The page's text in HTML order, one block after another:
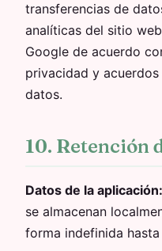
transferencias de
analíticas del sitio
Google de acuerdo
privacidad y
datos.
10. Retención
Datos de la aplicación:
se almacenan
forma indefinida